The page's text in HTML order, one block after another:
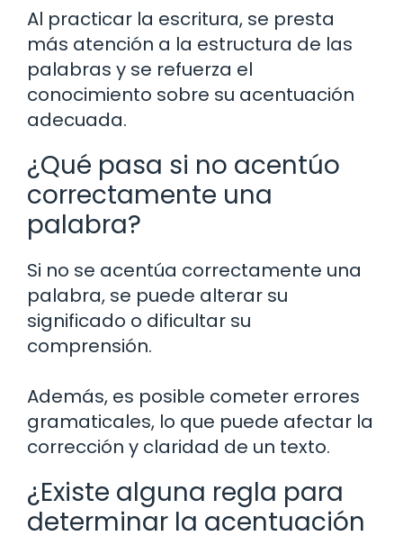
Al practicar la escritura, se presta
más atención a la estructura de las
palabras y se refuerza el
conocimiento sobre su acentuación
adecuada.
¿Qué pasa si no acentúo
correctamente una
palabra?
Si no se acentúa correctamente una
palabra, se puede alterar su
significado o dificultar su
comprensión.
Además, es posible cometer errores
gramaticales, lo que puede afectar la
corrección y claridad de un texto.
¿Existe alguna regla para
determinar la acentuación